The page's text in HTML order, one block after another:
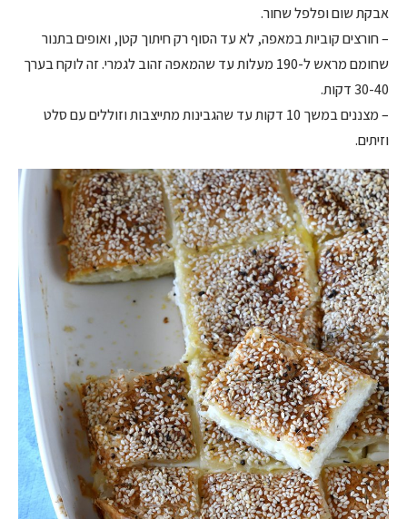
אבקת שום ופלפל שחור.
– חורצים קוביות במאפה, לא עד הסוף רק חיתוך קטן, ואופים בתנור
שחומם מראש ל-190 מעלות עד שהמאפה זהוב לגמרי. זה לוקח בערך
30-40 דקות.
– מצננים במשך 10 דקות עד שהגבינות מתייצבות וזוללים עם סלט
וזיתים.